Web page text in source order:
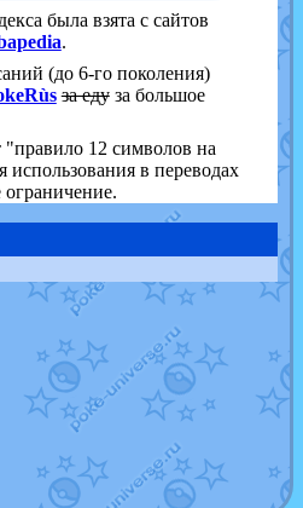
была взята с сайтов
.
(до 6-го поколения)
за едуза большое
12 символов на
в переводах
ограничение.